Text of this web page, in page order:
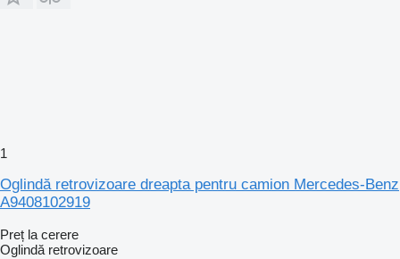
1
Oglindă retrovizoare dreapta pentru camion Mercedes-Benz
A9408102919
Preț la cerere
Oglindă retrovizoare